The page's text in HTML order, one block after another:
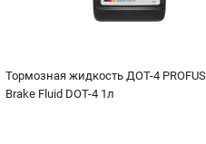
Тормозная жидкость ДОТ-4
Brake Fluid DOT-4 1л